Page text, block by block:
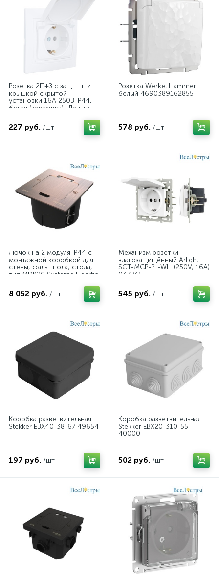
Розетка 2П+З с защ. шт. и
крышкой скрытой
установки 16А 250В IP44,
белая (керамика) "Дельта"
227 руб. /шт
Розетка Werkel Hammer
белый 4690389162855
578 руб. /шт
Лючок на 2 модуля IP44 с
монтажной коробкой для
стены, фальшпола, стола,
тип MDK20 Systeme Elecrtic
MDK20102CA
8 052 руб. /шт
Механизм розетки
влагозащищённый Arlight
SCT-MCP-PL-WH (250V, 16A)
043745
545 руб. /шт
Коробка разветвительная
Stekker EBX40-38-67 49654
197 руб. /шт
Коробка разветвительная
Stekker EBX20-310-55
40000
502 руб. /шт